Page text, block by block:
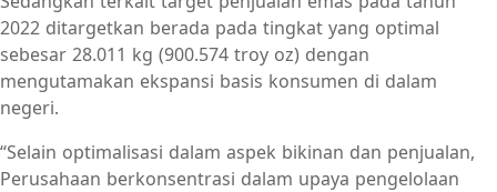
2022 ditargetkan berada pada tingkat yang optimal
sebesar 28.011 kg (900.574 troy oz) dengan
mengutamakan ekspansi basis konsumen di dalam
negeri.
“Selain optimalisasi dalam aspek bikinan dan penjualan,
Perusahaan berkonsentrasi dalam upaya pengelolaan